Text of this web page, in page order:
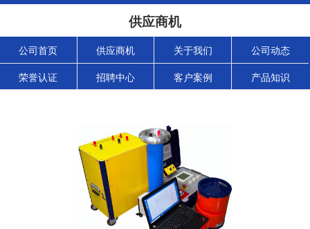
供应商机
公司首页 供应商机 关于我们 公司动态
荣誉认证 招聘中心 客户案例 产品知识